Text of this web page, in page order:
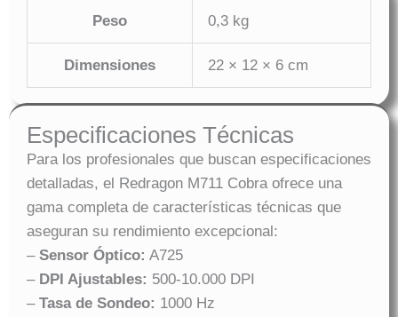
Peso 0,3 kg
Dimensiones 22 × 12 × 6 cm
Especificaciones Técnicas
Para los profesionales que buscan especificaciones
detalladas, el Redragon M711 Cobra ofrece una
gama completa de características técnicas que
aseguran su rendimiento excepcional:
– Sensor Óptico: A725
– DPI Ajustables: 500-10.000 DPI
– Tasa de Sondeo: 1000 Hz